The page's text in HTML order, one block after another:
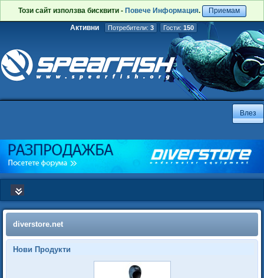
Този сайт използва бисквити - Повече Информация. Приемам
Активни Потребители: 3 Гости: 150
diverstore.net
Нови Продукти